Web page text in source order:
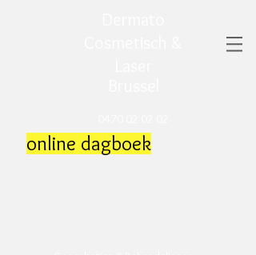
online dagboek